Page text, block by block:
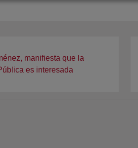
manifiesta que la
es interesada